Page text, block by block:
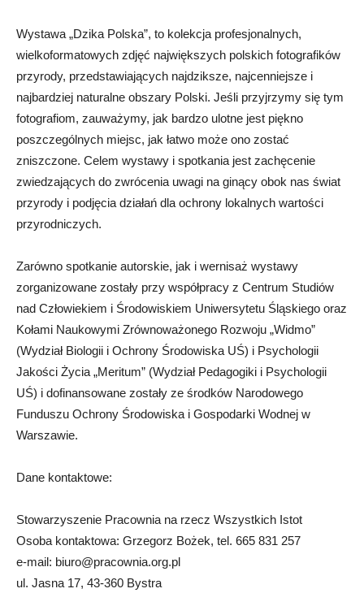
Wystawa „Dzika Polska”, to kolekcja profesjonalnych,
wielkoformatowych zdjęć największych polskich fotografików
przyrody, przedstawiających najdziksze, najcenniejsze i
najbardziej naturalne obszary Polski. Jeśli przyjrzymy się tym
fotografiom, zauważymy, jak bardzo ulotne jest piękno
poszczególnych miejsc, jak łatwo może ono zostać
zniszczone. Celem wystawy i spotkania jest zachęcenie
zwiedzających do zwrócenia uwagi na ginący obok nas świat
przyrody i podjęcia działań dla ochrony lokalnych wartości
przyrodniczych.
Zarówno spotkanie autorskie, jak i wernisaż wystawy
zorganizowane zostały przy współpracy z Centrum Studiów
nad Człowiekiem i Środowiskiem Uniwersytetu Śląskiego oraz
Kołami Naukowymi Zrównoważonego Rozwoju „Widmo”
(Wydział Biologii i Ochrony Środowiska UŚ) i Psychologii
Jakości Życia „Meritum” (Wydział Pedagogiki i Psychologii
UŚ) i dofinansowane zostały ze środków Narodowego
Funduszu Ochrony Środowiska i Gospodarki Wodnej w
Warszawie.
Dane kontaktowe:
Stowarzyszenie Pracownia na rzecz Wszystkich Istot
Osoba kontaktowa: Grzegorz Bożek, tel. 665 831 257
e-mail: biuro@pracownia.org.pl
ul. Jasna 17, 43-360 Bystra